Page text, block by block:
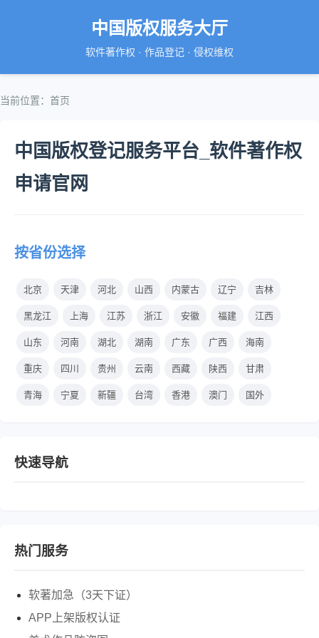
中国版权服务大厅
软件著作权 · 作品登记 · 侵权维权
当前位置：首页
中国版权登记服务平台_软件著作权
申请官网
按省份选择
北京 天津 河北 山西 内蒙古 辽宁 吉林
黑龙江 上海 江苏 浙江 安徽 福建 江西
山东 河南 湖北 湖南 广东 广西 海南
重庆 四川 贵州 云南 西藏 陕西 甘肃
青海 宁夏 新疆 台湾 香港 澳门 国外
快速导航
热门服务
软著加急（3天下证）
APP上架版权认证